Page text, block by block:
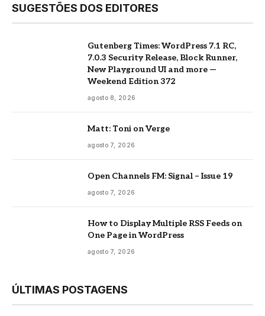
SUGESTÕES DOS EDITORES
Gutenberg Times: WordPress 7.1 RC,
7.0.3 Security Release, Block Runner,
New Playground UI and more —
Weekend Edition 372
agosto 8, 2026
Matt: Toni on Verge
agosto 7, 2026
Open Channels FM: Signal – Issue 19
agosto 7, 2026
How to Display Multiple RSS Feeds on
One Page in WordPress
agosto 7, 2026
ÚLTIMAS POSTAGENS